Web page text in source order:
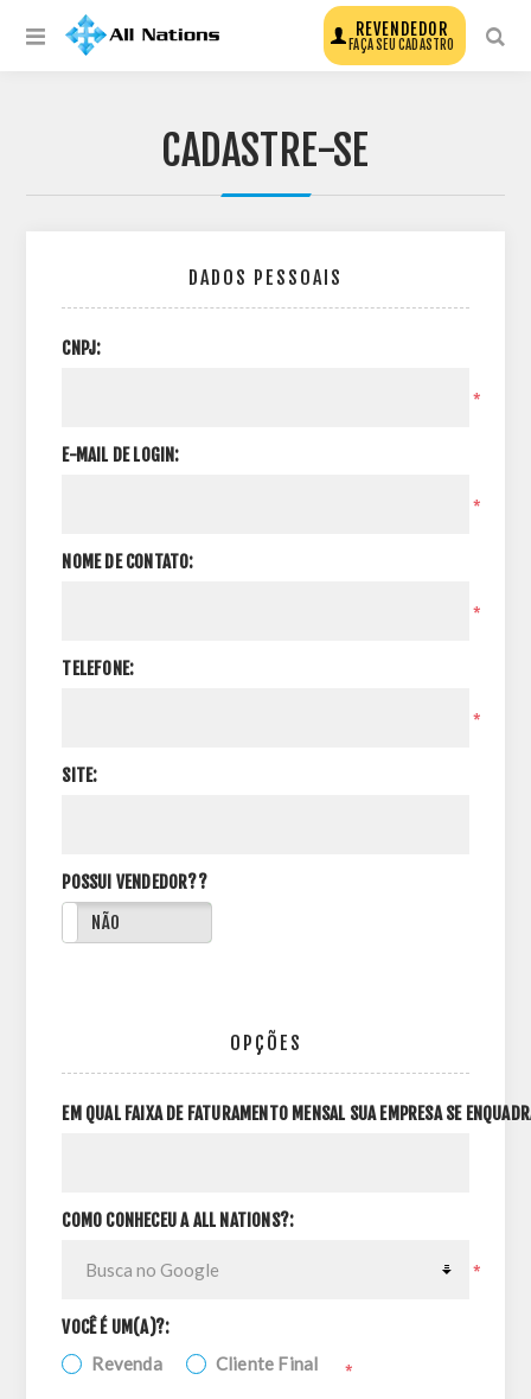
REVENDEDOR
FAÇA SEU CADASTRO
CADASTRE-SE
DADOS PESSOAIS
CNPJ:
*
E-MAIL DE LOGIN:
*
NOME DE CONTATO:
*
TELEFONE:
*
SITE:
POSSUI VENDEDOR??
NÃO
OPÇÕES
EM QUAL FAIXA DE FATURAMENTO MENSAL SUA EMPRESA SE
COMO CONHECEU A ALL NATIONS?:
*
VOCÊ É UM(A)?:
Revenda Cliente Final *